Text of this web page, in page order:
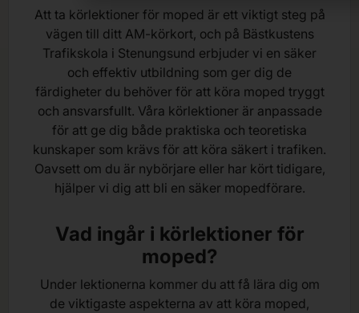
Att ta körlektioner för moped är ett viktigt steg på
vägen till ditt AM-körkort, och på Bästkustens
Trafikskola i Stenungsund erbjuder vi en säker
och effektiv utbildning som ger dig de
färdigheter du behöver för att köra moped tryggt
och ansvarsfullt. Våra körlektioner är anpassade
för att ge dig både praktiska och teoretiska
kunskaper som krävs för att köra säkert i trafiken.
Oavsett om du är nybörjare eller har kört tidigare,
hjälper vi dig att bli en säker mopedförare.
Vad ingår i körlektioner för
moped?
Under lektionerna kommer du att få lära dig om
de viktigaste aspekterna av att köra moped,